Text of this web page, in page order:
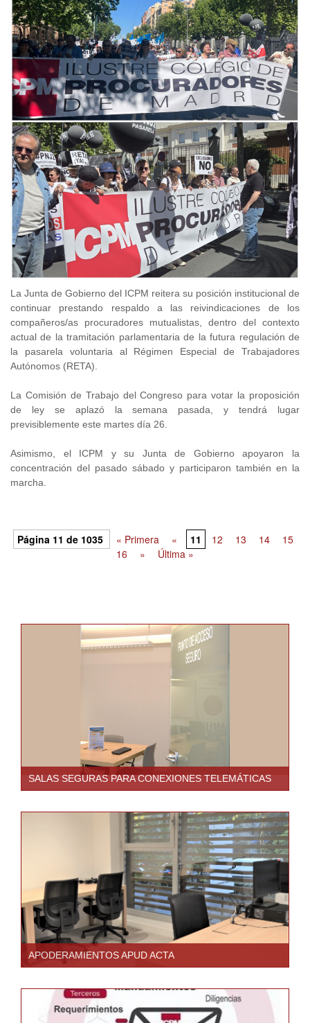
La Junta de Gobierno del ICPM reitera su posición institucional de
continuar prestando respaldo a las reivindicaciones de los
compañeros/as procuradores mutualistas, dentro del contexto
actual de la tramitación parlamentaria de la futura regulación de
la pasarela voluntaria al Régimen Especial de Trabajadores
Autónomos (RETA).
La Comisión de Trabajo del Congreso para votar la proposición
de ley se aplazó la semana pasada, y tendrá lugar
previsiblemente este martes día 26.
Asimismo, el ICPM y su Junta de Gobierno apoyaron la
concentración del pasado sábado y participaron también en la
marcha.
Página 11 de 1035 « Primera « 11 12 13 14
15
16
» Última »
SALAS SEGURAS PARA CONEXIONES TELEMÁTICAS
APODERAMIENTOS APUD ACTA